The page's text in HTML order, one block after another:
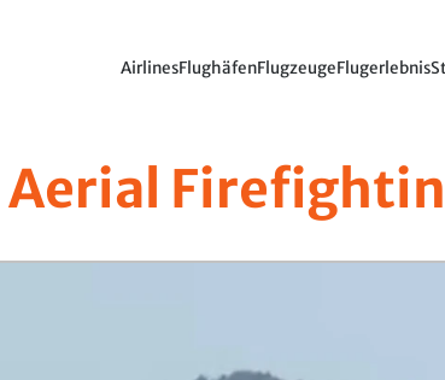
AirlinesFlughäfenFlugzeugeFlugerlebnis